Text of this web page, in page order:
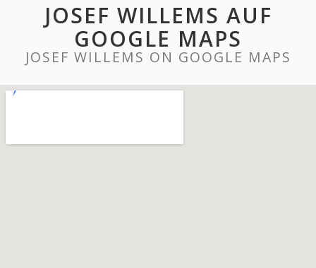
JOSEF WILLEMS AUF
GOOGLE MAPS
JOSEF WILLEMS ON GOOGLE MAPS